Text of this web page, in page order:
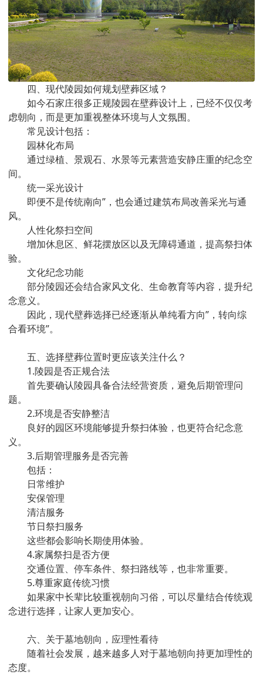
四、现代陵园如何规划壁葬区域？
如今石家庄很多正规陵园在壁葬设计上，已经不仅仅考
虑朝向，而是更加重视整体环境与人文氛围。
常见设计包括：
园林化布局
通过绿植、景观石、水景等元素营造安静庄重的纪念空
间。
统一采光设计
即便不是传统南向”，也会通过建筑布局改善采光与通
风。
人性化祭扫空间
增加休息区、鲜花摆放区以及无障碍通道，提高祭扫体
验。
文化纪念功能
部分陵园还会结合家风文化、生命教育等内容，提升纪
念意义。
因此，现代壁葬选择已经逐渐从单纯看方向”，转向综
合看环境”。
五、选择壁葬位置时更应该关注什么？
1.陵园是否正规合法
首先要确认陵园具备合法经营资质，避免后期管理问
题。
2.环境是否安静整洁
良好的园区环境能够提升祭扫体验，也更符合纪念意
义。
3.后期管理服务是否完善
包括：
日常维护
安保管理
清洁服务
节日祭扫服务
这些都会影响长期使用体验。
4.家属祭扫是否方便
交通位置、停车条件、祭扫路线等，也非常重要。
5.尊重家庭传统习惯
如果家中长辈比较重视朝向习俗，可以尽量结合传统观
念进行选择，让家人更加安心。
六、关于墓地朝向，应理性看待
随着社会发展，越来越多人对于墓地朝向持更加理性的
态度。